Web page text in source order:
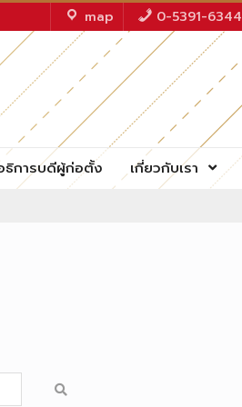
map 0-5391-6344
ธิการบดีผู้ก่อตั้ง เกี่ยวกับเรา